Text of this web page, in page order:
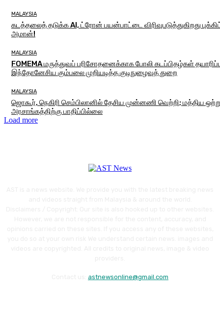
MALAYSIA
கடத்தலைத் தடுக்க AI, ட்ரோன் பயன்பாட்டை விரிவுபடுத்துகிறது
அமான்!
MALAYSIA
FOMEMA மருத்துவப் பரிசோதனைக்காக போலி கடப்பிதழ்கள்
இந்தோனேசிய கும்பலை முறியடித்த குடிநுழைவுத் துறை
MALAYSIA
ஜொகூர், நெகிரி செம்பிலானில் தேசிய முன்னணி வெற்றி; மத்திய
அரசாங்கத்திற்கு பாதிப்பில்லை
Load more
astnewsonline@gmail.com